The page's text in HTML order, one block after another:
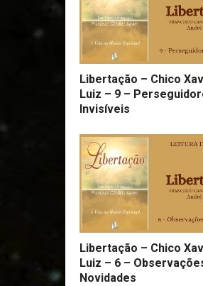
Libertação – Chico
Luiz – 9 –
Invisíveis
Libertação – Chico
Luiz – 6 –
Novidades